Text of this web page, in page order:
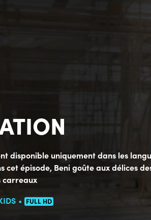
disponible uniquement dans les
cet épisode, Beni goûte aux délices
carreaux
FULL HD